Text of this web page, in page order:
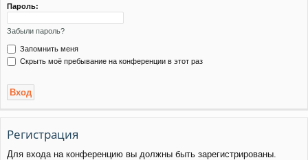
Пароль:
Забыли пароль?
Запомнить меня
Скрыть моё пребывание на конференции в этот раз
Регистрация
Для входа на конференцию вы должны быть зарегистрированы.